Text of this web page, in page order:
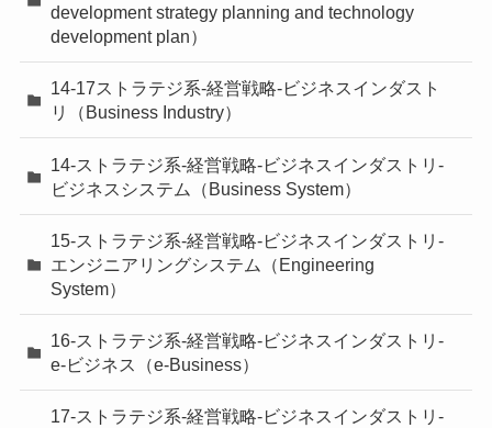
development strategy planning and technology
development plan）
14-17ストラテジ系-経営戦略-ビジネスインダスト
リ（Business Industry）
14-ストラテジ系-経営戦略-ビジネスインダストリ-
ビジネスシステム（Business System）
15-ストラテジ系-経営戦略-ビジネスインダストリ-
エンジニアリングシステム（Engineering
System）
16-ストラテジ系-経営戦略-ビジネスインダストリ-
e-ビジネス（e-Business）
17-ストラテジ系-経営戦略-ビジネスインダストリ-